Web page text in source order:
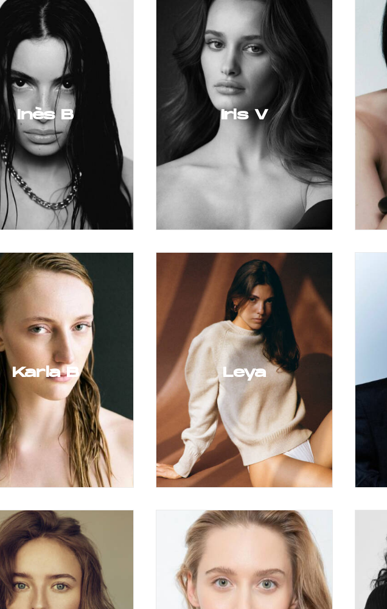
Inès B Iris V
Karla B Leya